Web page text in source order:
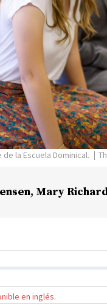
la Escuela Dominical.
, Mary
en inglés.